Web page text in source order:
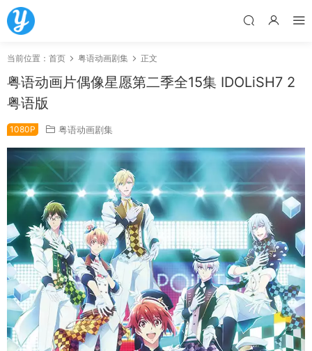
当前位置： 首页 粤语动画剧集 正文
粤语动画片偶像星愿第二季全15集 IDOLiSH7 2
粤语版
1080P 粤语动画剧集